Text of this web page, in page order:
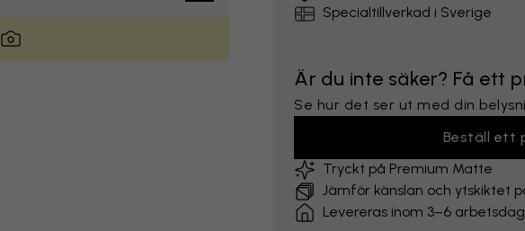
Specialtillverkad i Sverige
Är du inte säker? Få ett
Se hur det ser ut med din
Beställ ett
Tryckt på Premium Matte
Jämför känslan och ytskiktet
Levereras inom 3–6